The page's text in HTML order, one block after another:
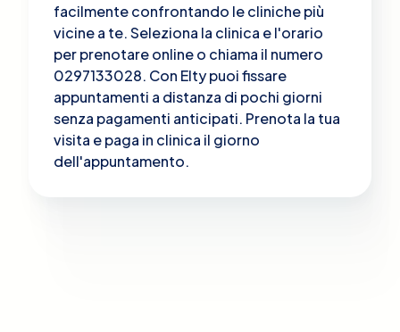
facilmente confrontando le cliniche più
vicine a te. Seleziona la clinica e l'orario
per prenotare online o chiama il numero
0297133028. Con Elty puoi fissare
appuntamenti a distanza di pochi giorni
senza pagamenti anticipati. Prenota la tua
visita e paga in clinica il giorno
dell'appuntamento.